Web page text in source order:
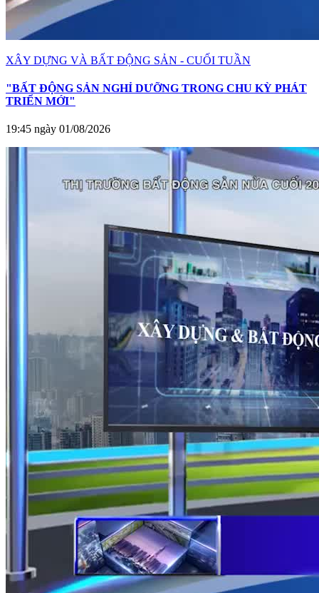
XÂY DỰNG VÀ BẤT ĐỘNG SẢN - CUỐI TUẦN
"BẤT ĐỘNG SẢN NGHỈ DƯỠNG TRONG CHU KỲ PHÁT
TRIỂN MỚI"
19:45 ngày 01/08/2026